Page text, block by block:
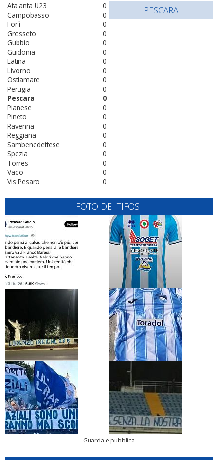
0
Atalanta U23
0
Campobasso
0
Forlì
0
Grosseto
0
Gubbio
0
Guidonia
0
Latina
0
Livorno
0
Ostiamare
0
Perugia
0
Pescara
0
Pianese
0
Pineto
0
Ravenna
0
Reggiana
0
Sambenedettese
0
Spezia
0
Torres
0
Vado
0
Vis Pesaro
PESCARA
FOTO DEI TIFOSI
Guarda e pubblica